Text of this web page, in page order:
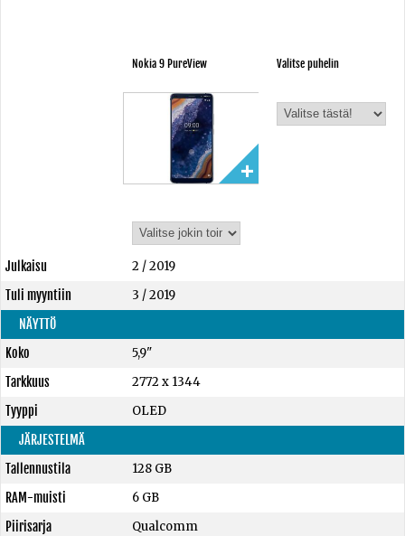
Nokia 9 PureView Valitse puhelin
Julkaisu
2 / 2019
Tuli myyntiin
3 / 2019
NÄYTTÖ
Koko
5,9"
Tarkkuus
2772 x 1344
Tyyppi
OLED
JÄRJESTELMÄ
Tallennustila
128 GB
RAM-muisti
6 GB
Piirisarja
Qualcomm